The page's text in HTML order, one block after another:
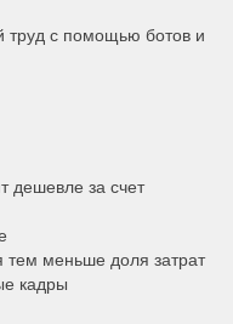
труд с помощью ботов и
дешевле за счет
меньше доля затрат
кадры